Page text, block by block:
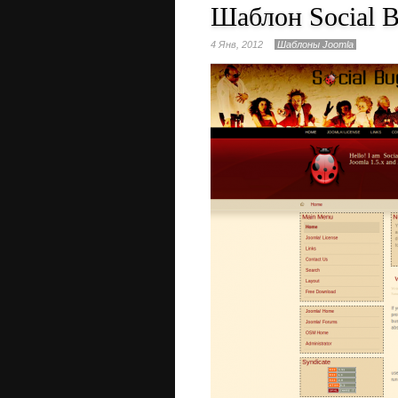
Шаблон Social
4 Янв, 2012 Шаблоны Joomla